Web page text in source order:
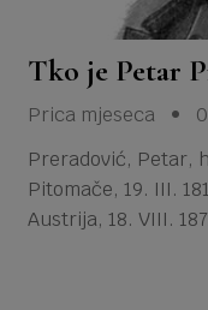
Tko je Petar
Prica mjeseca •
Preradović, Petar,
Pitomače, 19. III.
Austrija, 18. VIII.